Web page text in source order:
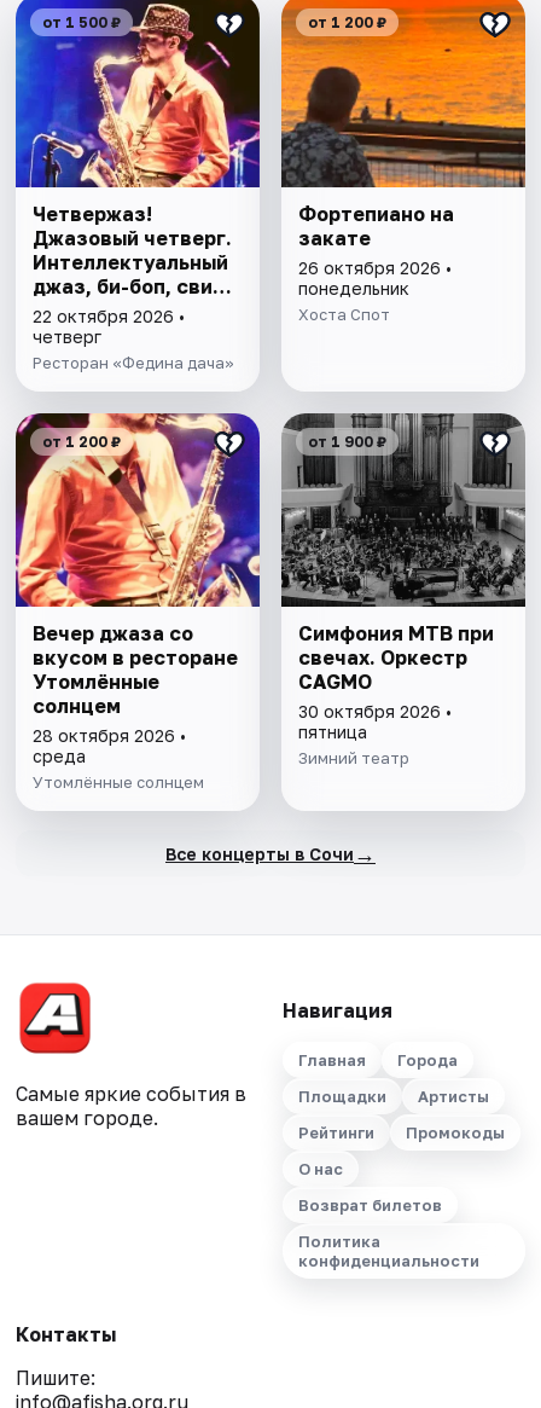
от 1 500 ₽
Четвержаз!
Джазовый четверг.
Интеллектуальный
джаз, би-боп, свинг,
романтические
баллады
22 октября 2026 •
четверг
Ресторан «Федина дача»
от 1 200 ₽
Фортепиано на
закате
26 октября 2026 •
понедельник
Хоста Спот
от 1 200 ₽
Вечер джаза со
вкусом в ресторане
Утомлённые
солнцем
28 октября 2026 •
среда
Утомлённые солнцем
от 1 900 ₽
Симфония МТВ при
свечах. Оркестр
CAGMO
30 октября 2026 •
пятница
Зимний театр
Все концерты в Сочи →
Самые яркие события в
вашем городе.
Навигация
Главная
Города
Площадки
Артисты
Рейтинги
Промокоды
О нас
Возврат билетов
Политика
конфиденциальности
Контакты
Пишите:
info@afisha.org.ru